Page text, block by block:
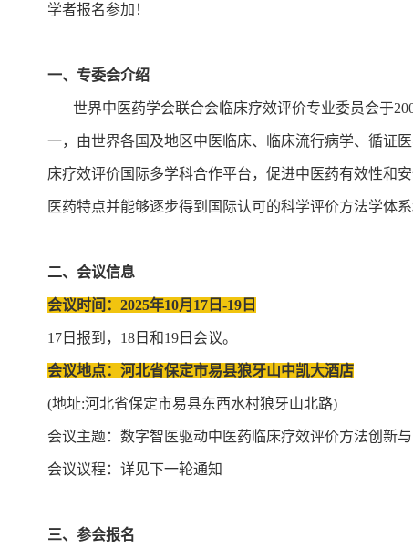
学者报名参加！
一、专委会介绍
世界中医药学会联合会临床疗效评价专业委员会于
一，由世界各国及地区中医临床、临床流行病学、循证
床疗效评价国际多学科合作平台，促进中医药有效性和
医药特点并能够逐步得到国际认可的科学评价方法学体
二、会议信息
会议时间：2025年10月17日-19日
17日报到，18日和19日会议。
会议地点：河北省保定市易县狼牙山中凯大酒店
(地址:河北省保定市易县东西水村狼牙山北路)
会议主题：数字智医驱动中医药临床疗效评价方法创新
会议议程：详见下一轮通知
三、参会报名